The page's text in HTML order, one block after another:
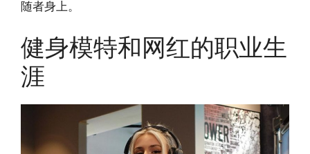
随者身上。
健身模特和网红的职业生
涯